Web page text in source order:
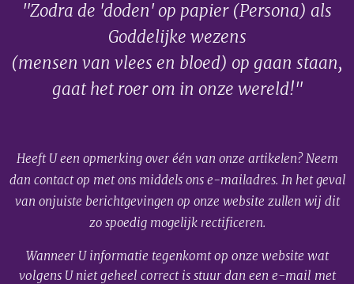
"Zodra de 'doden' op papier (Persona) als
Goddelijke wezens
(mensen van vlees en bloed) op gaan staan,
gaat het roer om in onze wereld!"
Heeft U een opmerking over één van onze artikelen? Neem
dan contact op met ons middels ons e-mailadres. In het geval
van onjuiste berichtgevingen op onze website zullen wij dit
zo spoedig mogelijk rectificeren.
Wanneer U informatie tegenkomt op onze website wat
volgens U niet geheel correct is stuur dan een e-mail met